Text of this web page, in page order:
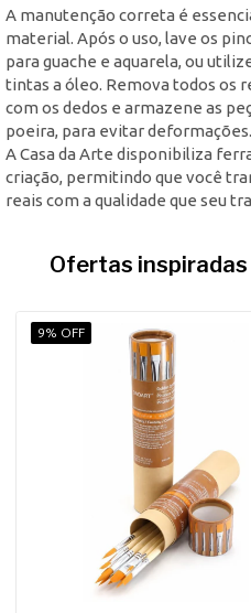
A manutenção correta é
material. Após o uso, lave os
para guache e aquarela, ou
tintas a óleo. Remova todos os
com os dedos e armazene as
poeira, para evitar deformações.
A Casa da Arte disponibiliza
criação, permitindo que você
reais com a qualidade que seu
Ofertas
9% OFF